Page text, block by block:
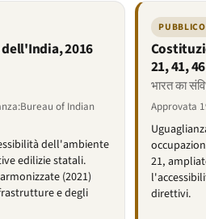
2016
of Indian
dell'ambiente
edilizie statali.
(2021)
e degli
21, 41, 46
भारत का
Approvata
21,
direttivi.